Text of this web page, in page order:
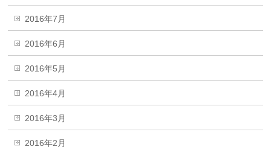
2016年7月
2016年6月
2016年5月
2016年4月
2016年3月
2016年2月